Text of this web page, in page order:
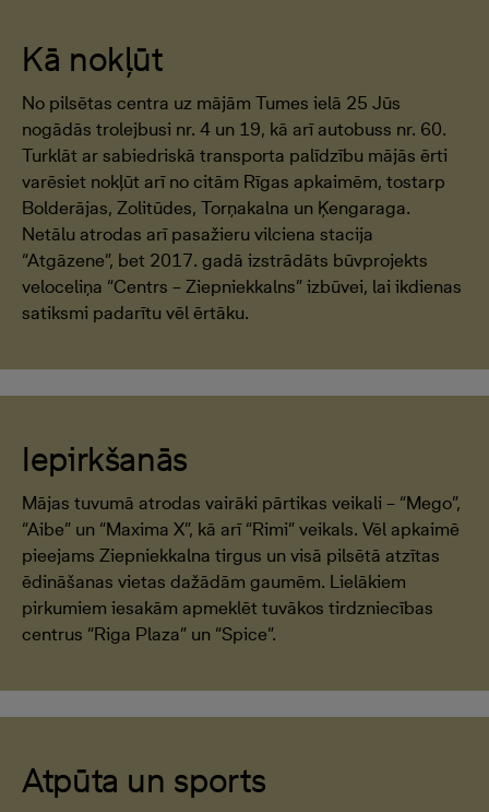
Kā nokļūt
No pilsētas centra uz mājām Tumes ielā 25 Jūs
nogādās trolejbusi nr. 4 un 19, kā arī autobuss nr. 60.
Turklāt ar sabiedriskā transporta palīdzību mājās ērti
varēsiet nokļūt arī no citām Rīgas apkaimēm, tostarp
Bolderājas, Zolitūdes, Torņakalna un Ķengaraga.
Netālu atrodas arī pasažieru vilciena stacija
“Atgāzene”, bet 2017. gadā izstrādāts būvprojekts
veloceliņa “Centrs – Ziepniekkalns” izbūvei, lai ikdienas
satiksmi padarītu vēl ērtāku.
Iepirkšanās
Mājas tuvumā atrodas vairāki pārtikas veikali – “Mego”,
“Aibe” un “Maxima X”, kā arī “Rimi” veikals. Vēl apkaimē
pieejams Ziepniekkalna tirgus un visā pilsētā atzītas
ēdināšanas vietas dažādām gaumēm. Lielākiem
pirkumiem iesakām apmeklēt tuvākos tirdzniecības
centrus “Riga Plaza” un “Spice”.
Atpūta un sports